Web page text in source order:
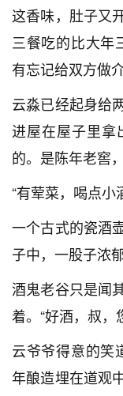
这香味，肚子又
三餐吃的比大年
有忘记给双方做
云淼已经起身给
进屋在屋子里拿
的。是陈年老窖
“有荤菜，喝点小
一个古式的瓷酒
子中，一股子浓
酒鬼老谷只是闻
着。“好酒，叔，
云爷爷得意的笑
年酿造埋在道观